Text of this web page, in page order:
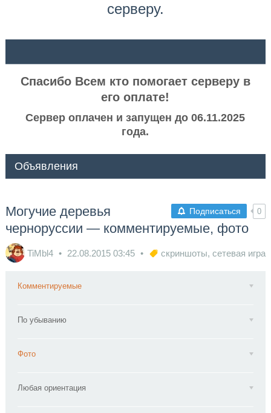
серверу.
Спасибо Всем кто помогает серверу в
его оплате!
Сервер оплачен и запущен до 06.11.2025
года.
Объявления
Подписаться 0
Могучие деревья
черноруссии — комментируемые, фото
TiMbl4 22.08.2015 03:45 скриншоты, сетевая игра
Комментируемые
По убыванию
Фото
Любая ориентация